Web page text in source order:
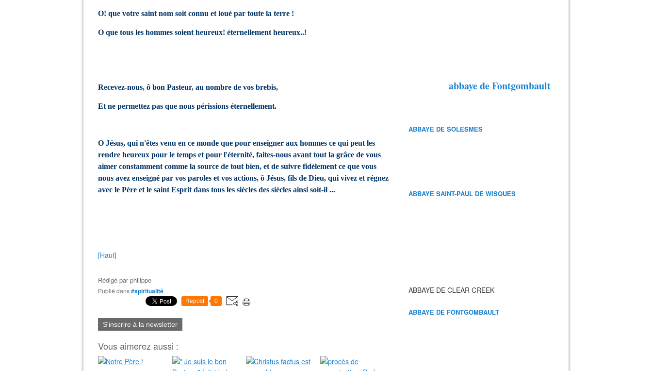
O! que votre saint nom soit connu et loué par toute la terre !
O que tous les hommes soient heureux! éternellement heureux..!
Recevez-nous, ô bon Pasteur, au nombre de vos brebis,
Et ne permettez pas que nous périssions éternellement.
O Jésus, qui n'êtes venu en ce monde que pour enseigner aux hommes ce qui peut les
rendre heureux pour le temps et pour l'éternité, faites-nous avant tout la grâce de vous
aimer constamment comme la source de tout bien, et de suivre fidèlement ce que vous
nous avez enseigné par vos paroles et vos actions, ô Jésus, fils de Dieu, qui vivez et régnez
avec le Père et le saint Esprit dans tous les siècles des siècles ainsi soit-il ...
[Haut]
Rédigé parphilippe
Publié dans#spiritualité
Repost 0
S'inscrire à la newsletter
Vous aimerez aussi :
abbaye de Fontgombault
ABBAYE DE SOLESMES
ABBAYE SAINT-PAUL DE WISQUES
ABBAYE DE CLEAR CREEK
ABBAYE DE FONTGOMBAULT